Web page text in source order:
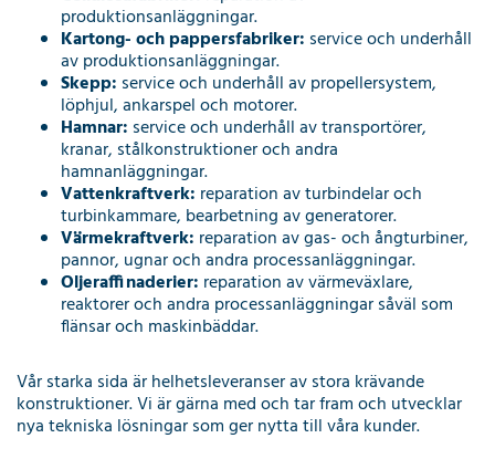
produktionsanläggningar.
Kartong- och pappersfabriker: service och underhåll
av produktionsanläggningar.
Skepp: service och underhåll av propellersystem,
löphjul, ankarspel och motorer.
Hamnar: service och underhåll av transportörer,
kranar, stålkonstruktioner och andra
hamnanläggningar.
Vattenkraftverk: reparation av turbindelar och
turbinkammare, bearbetning av generatorer.
Värmekraftverk: reparation av gas- och ångturbiner,
pannor, ugnar och andra processanläggningar.
Oljeraffinaderier: reparation av värmeväxlare,
reaktorer och andra processanläggningar såväl som
flänsar och maskinbäddar.
Vår starka sida är helhetsleveranser av stora krävande
konstruktioner. Vi är gärna med och tar fram och utvecklar
nya tekniska lösningar som ger nytta till våra kunder.